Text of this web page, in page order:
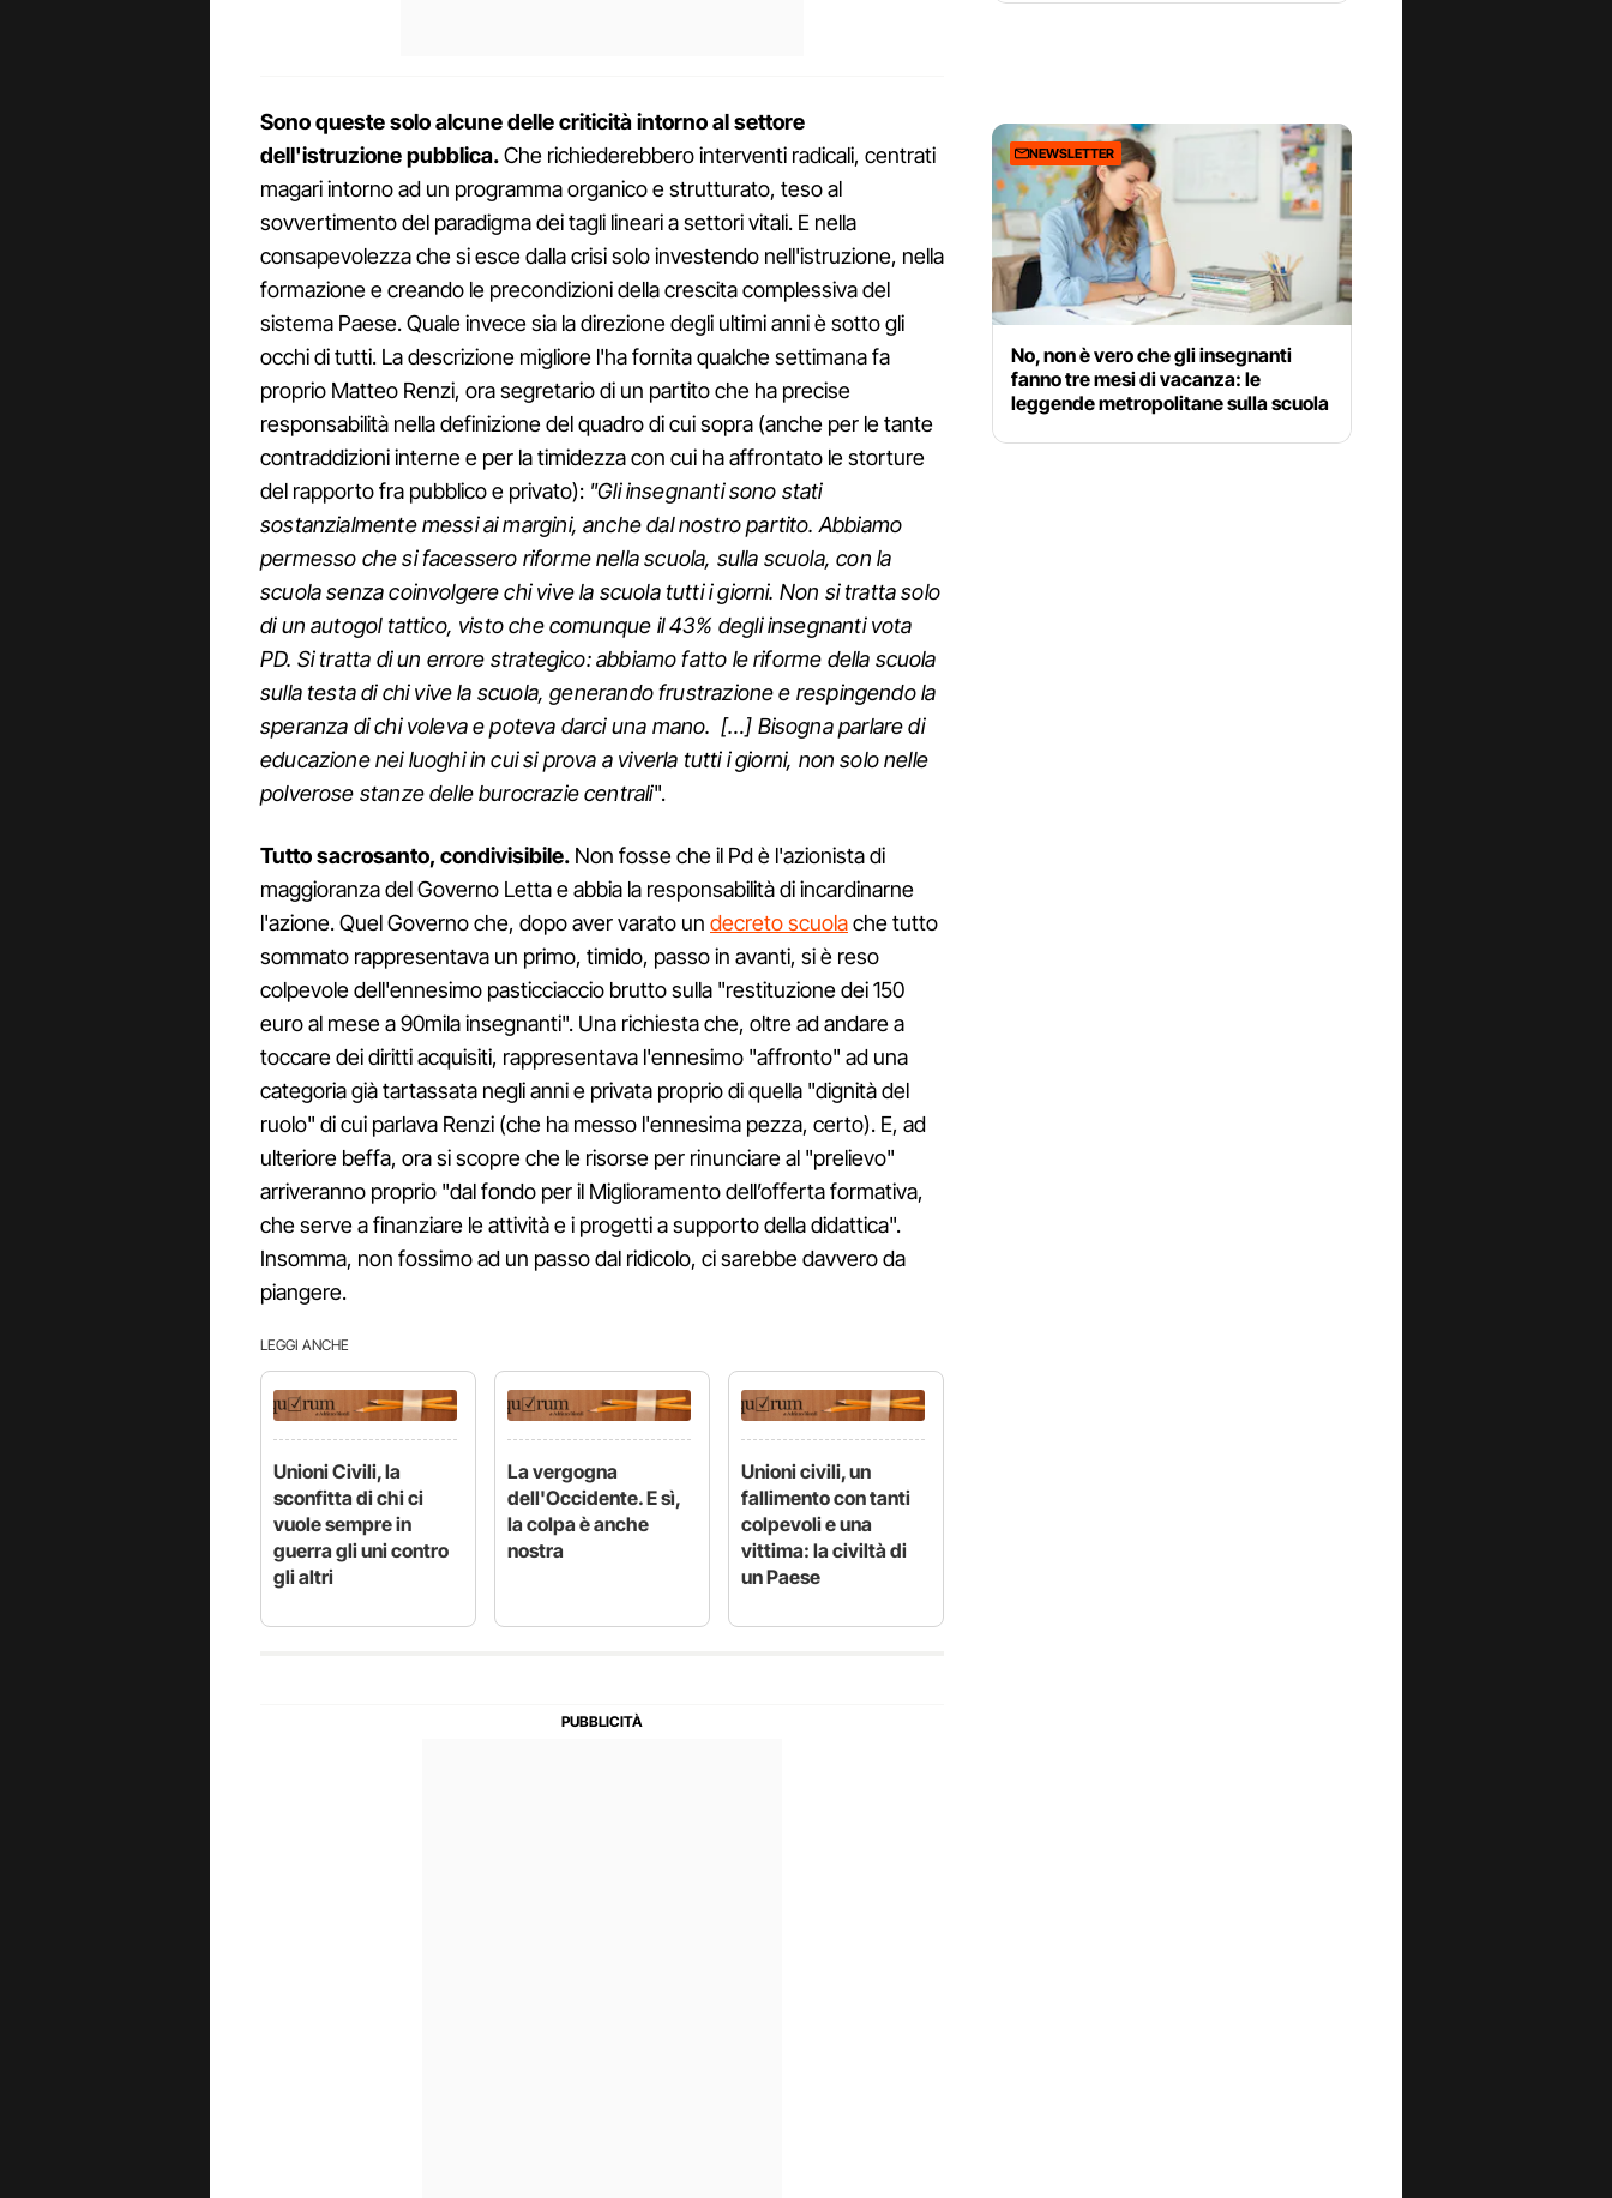
Sono queste solo alcune delle criticità intorno al settore
dell'istruzione pubblica.Che richiederebbero interventi radicali, centrati
magari intorno ad un programma organico e strutturato, teso al
sovvertimento del paradigma dei tagli lineari a settori vitali. E nella
consapevolezza che si esce dalla crisi solo investendo nell'istruzione, nella
formazione e creando le precondizioni della crescita complessiva del
sistema Paese. Quale invece sia la direzione degli ultimi anni è sotto gli
occhi di tutti. La descrizione migliore l'ha fornita qualche settimana fa
proprio Matteo Renzi, ora segretario di un partito che ha precise
responsabilità nella definizione del quadro di cui sopra (anche per le tante
contraddizioni interne e per la timidezza con cui ha affrontato le storture
del rapporto fra pubblico e privato): "Gli insegnanti sono stati
sostanzialmente messi ai margini, anche dal nostro partito. Abbiamo
permesso che si facessero riforme nella scuola, sulla scuola, con la
scuola senza coinvolgere chi vive la scuola tutti i giorni. Non si tratta solo
di un autogol tattico, visto che comunque il 43% degli insegnanti vota
PD. Si tratta di un errore strategico: abbiamo fatto le riforme della scuola
sulla testa di chi vive la scuola, generando frustrazione e respingendo la
speranza di chi voleva e poteva darci una mano. […] Bisogna parlare di
educazione nei luoghi in cui si prova a viverla tutti i giorni, non solo nelle
polverose stanze delle burocrazie centrali".
Tutto sacrosanto, condivisibile. Non fosse che il Pd è l'azionista di
maggioranza del Governo Letta e abbia la responsabilità di incardinarne
l'azione. Quel Governo che, dopo aver varato un decreto scuolache tutto
sommato rappresentava un primo, timido, passo in avanti, si è reso
colpevole dell'ennesimo pasticciaccio brutto sulla "restituzione dei 150
euro al mese a 90mila insegnanti". Una richiesta che, oltre ad andare a
toccare dei diritti acquisiti, rappresentava l'ennesimo "affronto" ad una
categoria già tartassata negli anni e privata proprio di quella "dignità del
ruolo" di cui parlava Renzi (che ha messo l'ennesima pezza, certo). E, ad
ulteriore beffa, ora si scopre che le risorse per rinunciare al "prelievo"
arriveranno proprio "dal fondo per il Miglioramento dell’offerta formativa,
che serve a finanziare le attività e i progetti a supporto della didattica".
Insomma, non fossimo ad un passo dal ridicolo, ci sarebbe davvero da
piangere.
LEGGI ANCHE
Unioni Civili, la
sconfitta di chi ci
vuole sempre in
guerra gli uni contro
gli altri
La vergogna
dell'Occidente. E sì,
la colpa è anche
nostra
Unioni civili, un
fallimento con tanti
colpevoli e una
vittima: la civiltà di
un Paese
NEWSLETTER
No, non è vero che gli insegnanti
fanno tre mesi di vacanza: le
leggende metropolitane sulla scuola